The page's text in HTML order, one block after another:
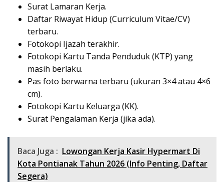
Surat Lamaran Kerja.
Daftar Riwayat Hidup (Curriculum Vitae/CV)
terbaru.
Fotokopi Ijazah terakhir.
Fotokopi Kartu Tanda Penduduk (KTP) yang
masih berlaku.
Pas foto berwarna terbaru (ukuran 3×4 atau 4×6
cm).
Fotokopi Kartu Keluarga (KK).
Surat Pengalaman Kerja (jika ada).
Baca Juga : Lowongan Kerja Kasir Hypermart Di
Kota Pontianak Tahun 2026 (Info Penting, Daftar
Segera)